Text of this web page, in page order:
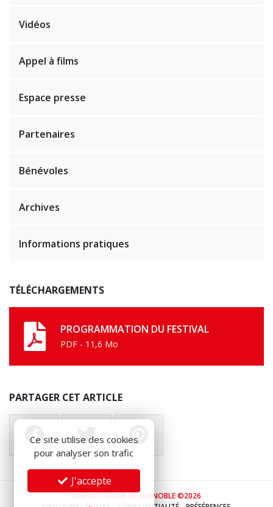
Vidéos
Appel à films
Espace presse
Partenaires
Bénévoles
Archives
Informations pratiques
TÉLÉCHARGEMENTS
PROGRAMMATION DU FESTIVAL
PDF - 11,6 Mo
PARTAGER CET ARTICLE
CINÉMATHÈQUE DE GRENOBLE ©2026
Ce site utilise des cookies
pour analyser son trafic
J'accepte